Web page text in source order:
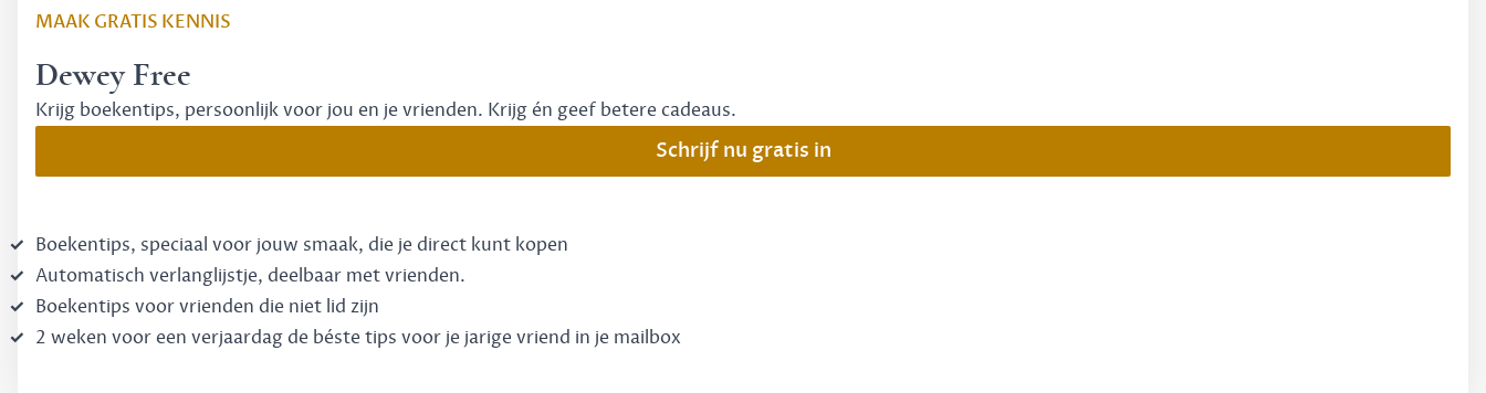
MAAK GRATIS KENNIS
Dewey Free
Krijg boekentips, persoonlijk voor jou en je vrienden. Krijg én geef betere cadeaus.
Schrijf nu gratis in
Boekentips, speciaal voor jouw smaak, die je direct kunt kopen
Automatisch verlanglijstje, deelbaar met vrienden.
Boekentips voor vrienden die niet lid zijn
2 weken voor een verjaardag de béste tips voor je jarige vriend in je mailbox